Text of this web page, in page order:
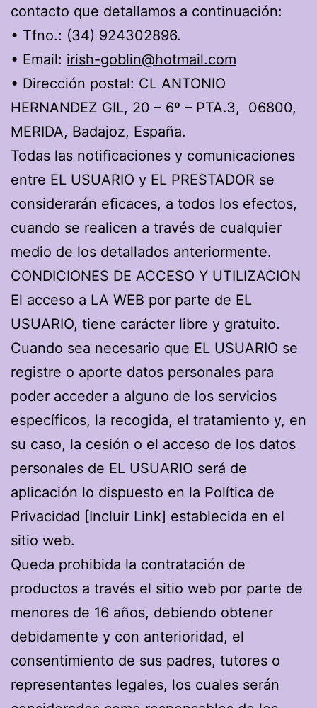
contacto que detallamos a continuación:
• Tfno.: (34) 924302896.
• Email: irish-goblin@hotmail.com
• Dirección postal: CL ANTONIO
HERNANDEZ GIL, 20 – 6º – PTA.3, 06800,
MERIDA, Badajoz, España.
Todas las notificaciones y comunicaciones
entre EL USUARIO y EL PRESTADOR se
considerarán eficaces, a todos los efectos,
cuando se realicen a través de cualquier
medio de los detallados anteriormente.
CONDICIONES DE ACCESO Y UTILIZACION
El acceso a LA WEB por parte de EL
USUARIO, tiene carácter libre y gratuito.
Cuando sea necesario que EL USUARIO se
registre o aporte datos personales para
poder acceder a alguno de los servicios
específicos, la recogida, el tratamiento y, en
su caso, la cesión o el acceso de los datos
personales de EL USUARIO será de
aplicación lo dispuesto en la Política de
Privacidad [Incluir Link] establecida en el
sitio web.
Queda prohibida la contratación de
productos a través el sitio web por parte de
menores de 16 años, debiendo obtener
debidamente y con anterioridad, el
consentimiento de sus padres, tutores o
representantes legales, los cuales serán